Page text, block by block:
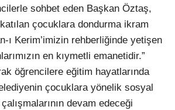
sohbet eden Başkan Öztaş,
çocuklara dondurma ikram
ı Kerim’imizin rehberliğinde yetişen
en kıymetli emanetidir.”
öğrencilere eğitim hayatlarında
çocuklara yönelik sosyal
devam edeceği